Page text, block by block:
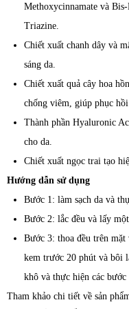
Methoxycinnamate và
Triazine.
Chiết xuất chanh dây và
sáng da.
Chiết xuất quả cây hoa
chống viêm, giúp phục hồi
Thành phần Hyaluronic
cho da.
Chiết xuất ngọc trai tạo
Hướng dẫn sử dụng
Bước 1: làm sạch da và
Bước 2: lắc đều và lấy
Bước 3: thoa đều trên mặt
kem trước 20 phút và bôi
khô và thực hiện các bước
Tham khảo chi tiết về sản